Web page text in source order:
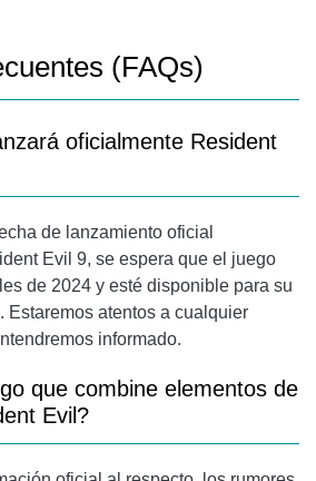
(FAQs)
oficialmente Resident
de lanzamiento oficial
Evil 9, se espera que el juego
de 2024 y esté disponible para su
Estaremos atentos a cualquier
informado.
que combine elementos de
Evil?